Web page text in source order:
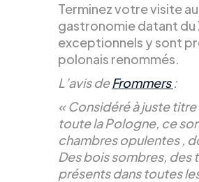
Terminez votre visite
gastronomie datant du
exceptionnels y sont
polonais renommés.
L’avis deFrommers:
« Considéré à juste
toute la Pologne, ce
chambres opulentes ,
Des bois sombres,
présents dans toutes